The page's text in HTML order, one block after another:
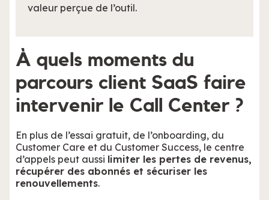
valeur perçue de l’outil.
À quels moments du
parcours client SaaS faire
intervenir le Call Center ?
En plus de l’essai gratuit, de l’onboarding, du
Customer Care et du Customer Success, le centre
d’appels peut aussi limiter les pertes de revenus,
récupérer des abonnés et sécuriser les
renouvellements.